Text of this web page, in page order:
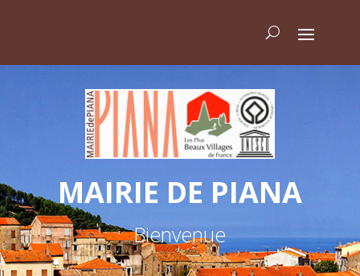
MAIRIE DE PIANA
Bienvenue